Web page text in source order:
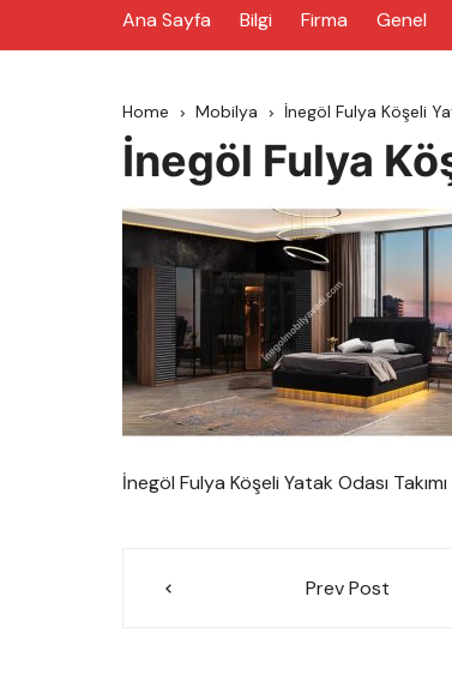
Ana Sayfa Bilgi Firma Genel
Home Mobilya İnegöl Fulya Köşeli
İnegöl Fulya
İnegöl Fulya Köşeli Yatak Odası Takımı
Prev Post